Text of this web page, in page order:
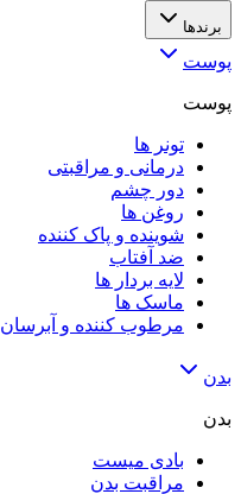
برندها
پوست
پوست
تونر ها
درمانی و مراقبتی
دور چشم
روغن ها
شوینده و پاک کننده
ضد آفتاب
لایه‌ بردار ها
ماسک ها
مرطوب کننده و آبرسان
بدن
بدن
بادی میست
مراقبت بدن